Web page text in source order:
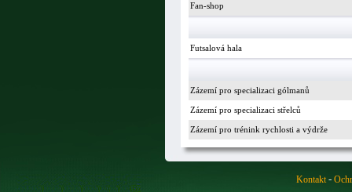
Fan-shop
Futsalová hala
Zázemí pro specializaci gólmanů
Zázemí pro specializaci střelců
Zázemí pro trénink rychlosti a výdrže
Kontakt-